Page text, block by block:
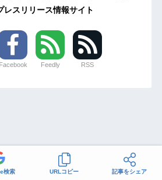
レスリリース情報サイト
Facebook Feedly RSS
検索 URLコピー 記事をシェア